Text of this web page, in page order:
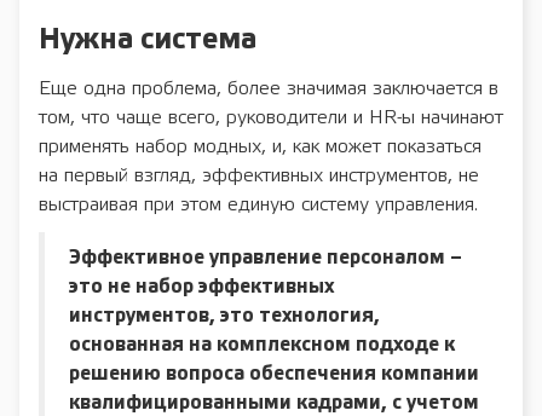
Нужна система
Еще одна проблема, более значимая заключается в
том, что чаще всего, руководители и HR-ы начинают
применять набор модных, и, как может показаться
на первый взгляд, эффективных инструментов, не
выстраивая при этом единую систему управления.
Эффективное управление персоналом –
это не набор эффективных
инструментов, это технология,
основанная на комплексном подходе к
решению вопроса обеспечения компании
квалифицированными кадрами, с учетом